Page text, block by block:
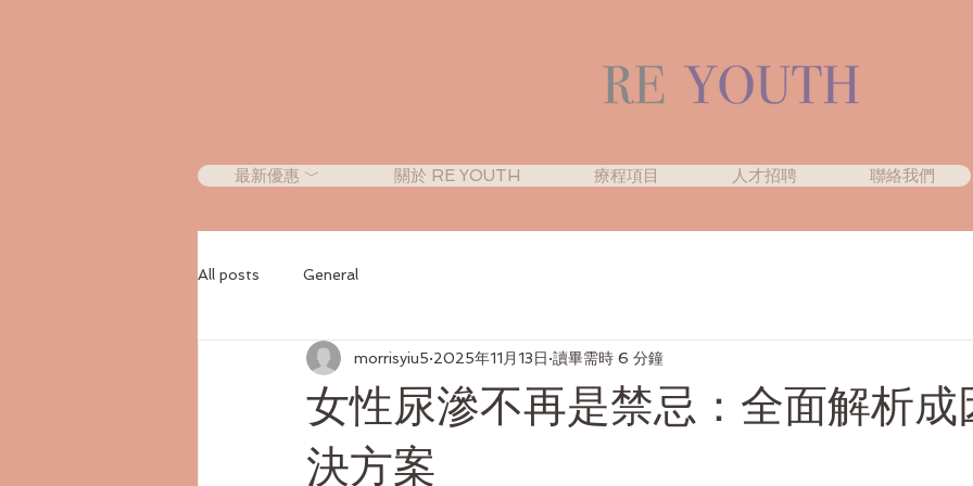
最新優惠 ﹀ 關於 RE YOUTH 療程項目 人才招聘 聯絡我們
All posts General
女性尿滲不再是禁忌：全面解析成
決方案
morrisyiu5 2025年11月13日 讀畢需時 6 分鐘